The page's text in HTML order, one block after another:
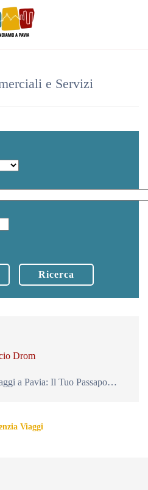
e Servizi
Ricerca
Drom
a Pavia: Il Tuo Passapo…
Viaggi